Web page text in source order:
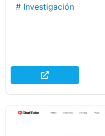
# Investigación